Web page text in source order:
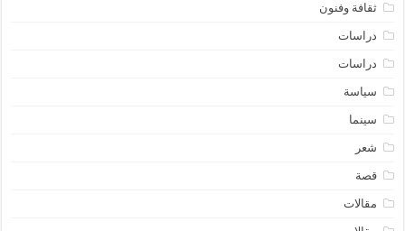
ثقافة وفنون
دراسات
دراسات
سياسة
سينما
شعر
قصة
مقالات